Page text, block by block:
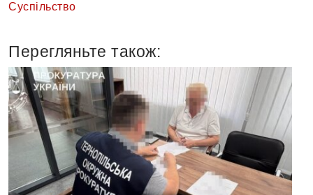
Суспільство
Перегляньте також: